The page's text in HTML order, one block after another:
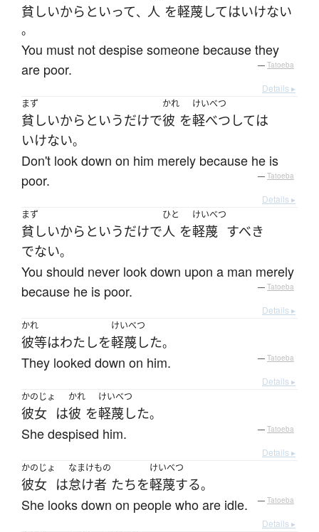
貧しいからといって、 人 を軽蔑してはいけない
。
You must not despise someone because they
are poor.
— Tatoeba
Details ▸
まず
貧しいから というだけで
かれ
彼 を
けいべつ
軽べつしては
いけない。
Don't look down on him merely because he is
poor.
— Tatoeba
Details ▸
まず
貧しいから というだけで
ひと
人 を
けいべつ
軽蔑 すべき
でない。
You should never look down upon a man merely
because he is poor.
— Tatoeba
Details ▸
かれ
彼等はわたしを
けいべつ
軽蔑した。
They looked down on him. — Tatoeba
Details ▸
かのじょ
彼女 は
かれ
彼 を
けいべつ
軽蔑した。
She despised him. — Tatoeba
Details ▸
かのじょ
彼女 は
なまけもの
怠け者 たちを
けいべつ
軽蔑する。
She looks down on people who are idle. — Tatoeba
Details ▸